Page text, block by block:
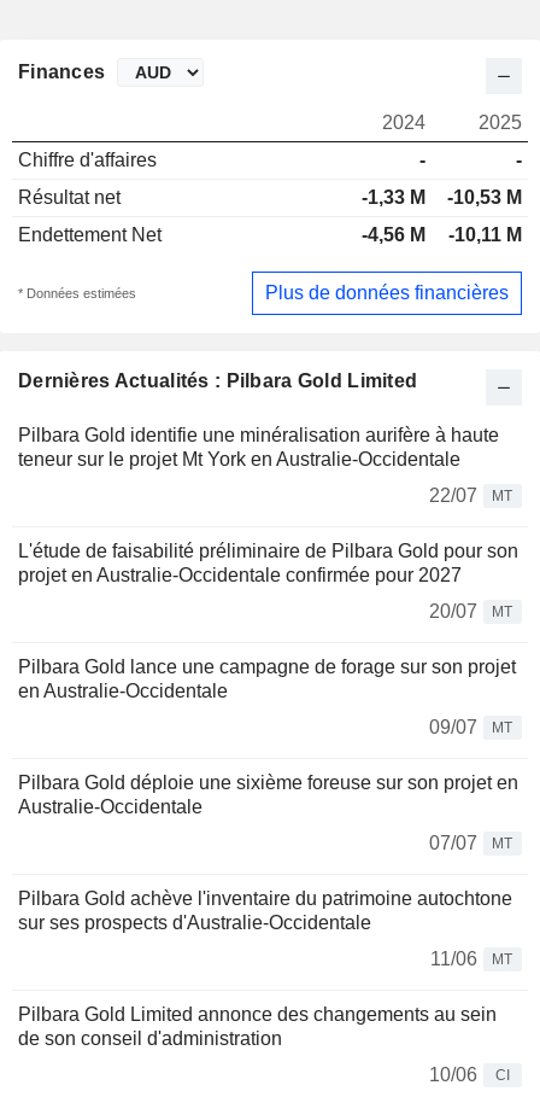
Dernières Actualités : Pilbara Gold Limited
Pilbara Gold identifie une minéralisation aurifère à haute
teneur sur le projet Mt York en Australie-Occidentale
22/07
MT
L'étude de faisabilité préliminaire de Pilbara Gold pour son
projet en Australie-Occidentale confirmée pour 2027
20/07
MT
Pilbara Gold lance une campagne de forage sur son projet
en Australie-Occidentale
09/07
MT
Pilbara Gold déploie une sixième foreuse sur son projet en
Australie-Occidentale
07/07
MT
Pilbara Gold achève l'inventaire du patrimoine autochtone
sur ses prospects d'Australie-Occidentale
11/06
MT
Pilbara Gold Limited annonce des changements au sein
de son conseil d'administration
10/06
CI
Finances
2024
2025
Chiffre d'affaires
-
-
Résultat net
-1,33 M
-10,53 M
Endettement Net
-4,56 M -10,11 M
* Données estimées Plus de données financières